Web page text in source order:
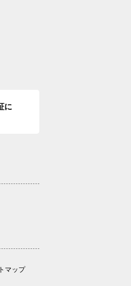
に
マップ